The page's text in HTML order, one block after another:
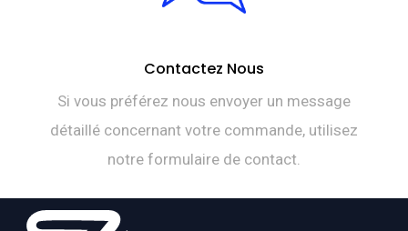
Contactez Nous
Si vous préférez nous envoyer un message
détaillé concernant votre commande, utilisez
notre formulaire de contact.